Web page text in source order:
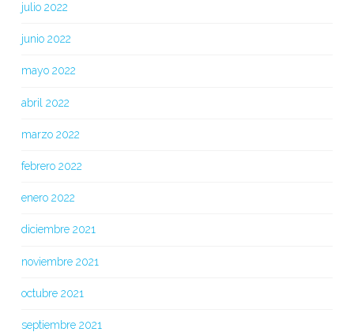
julio 2022
junio 2022
mayo 2022
abril 2022
marzo 2022
febrero 2022
enero 2022
diciembre 2021
noviembre 2021
octubre 2021
septiembre 2021